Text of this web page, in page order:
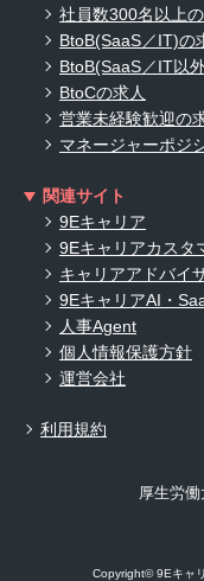
社員数300名以上
BtoB(SaaS／IT)の
BtoB(SaaS／IT以
BtoCの求人
営業未経験歓迎の
マネージャーポジ
関連サイト
9Eキャリア
9Eキャリアカスタ
キャリアアドバイ
9EキャリアAI・
人事Agent
個人情報保護方針
運営会社
利用規約
厚生労
Copyright© 9Eキャ